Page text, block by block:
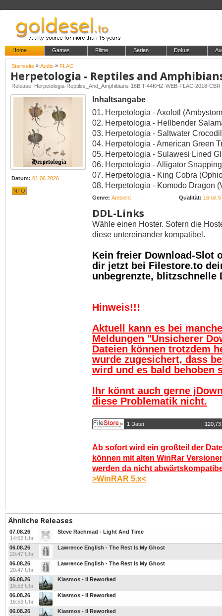
Home Games Filme Serien Dokus
Startseite » Audio » FLAC
Herpetologia - Reptiles and
Release: Herpetologia-Reptiles_And_Amphibians-16BIT-44KHZ-WEB-FLAC-2018-CBR
Datum: 01.06.2026
NFO
Inhaltsangabe
01. Herpetologia - Axolotl
02. Herpetologia - Hellbender
03. Herpetologia - Saltwater
04. Herpetologia - American Green
05. Herpetologia - Sulawesi Lined
06. Herpetologia - Alligator
07. Herpetologia - King Cobra
08. Herpetologia - Komodo Dragon
Genre: Ambient Qualität: 16-bit
DDL-Links
Wähle einen Hoster. Sofern die
diese untereinander kompatibel.
Kein freier Download-Slot
dir jetzt bei Filestore.to
unbegrenzte, blitzschnelle
Hinweis!!!
Aktuell kann es bei
Meldungen "Unsicherer
Dateien können trotzdem
wurde zugesichert, dass
wird und es bald behoben
Ihr könnt auch gerne
diese Problematik nicht.
1 Datei
Ab sofort wird ein großteil der
können mit alten WinRar
werden da nicht
>WinRAR 5.x<
Ähnliche Releases
07.08.26
14:02 Uhr
Steve Rachmad - Light And Time
06.08.26
20:47 Uhr
Lawrence English - The Rest Is My Ghost
06.08.26
20:47 Uhr
Lawrence English - The Rest Is My Ghost
06.08.26
16:53 Uhr
Kiasmos - II Reworked
06.08.26
16:53 Uhr
Kiasmos - II Reworked
06.08.26
Kiasmos - II Reworked